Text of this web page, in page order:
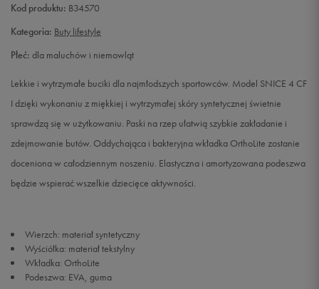
23 13,2 cm
25 14,5 cm Powiadom o dostępności
15,3 cm Powiadom o dostępności
Kod produktu: B34570
Kategoria: Buty lifestyle
Płeć: dla maluchów i niemowląt
Lekkie i wytrzymałe buciki dla najmłodszych sportowców. Model SNICE 4 CF
I dzięki wykonaniu z miękkiej i wytrzymałej skóry syntetycznej świetnie
sprawdzą się w użytkowaniu. Paski na rzep ułatwią szybkie zakładanie i
zdejmowanie butów. Oddychająca i bakteryjna wkładka OrthoLite zostanie
doceniona w całodziennym noszeniu. Elastyczna i amortyzowana podeszwa
będzie wspierać wszelkie dziecięce aktywności.
Wierzch: materiał syntetyczny
Wyściółka: materiał tekstylny
Wkładka: OrthoLite
Podeszwa: EVA, guma